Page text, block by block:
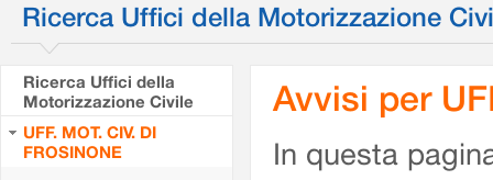
Ricerca Uffici della Motorizzazione
Ricerca Uffici della
Motorizzazione Civile
UFF. MOT. CIV. DI
FROSINONE
Avvisi per
In questa